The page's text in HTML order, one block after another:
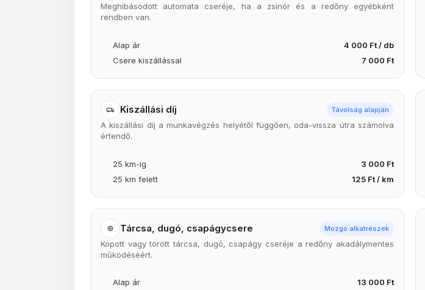
Meghibásodott automata cseréje, ha a zsinór és a redőny egyébként
rendben van.
Alap ár
4 000 Ft / db
Csere kiszállással
7 000 Ft
Kiszállási díj Távolság alapján
A kiszállási díj a munkavégzés helyétől függően, oda-vissza útra számolva
értendő.
25 km-ig
3 000 Ft
25 km felett
125 Ft / km
Tárcsa, dugó, csapágycsere Mozgó alkatrészek
Kopott vagy törött tárcsa, dugó, csapágy cseréje a redőny akadálymentes
működéséért.
Alap ár
13 000 Ft